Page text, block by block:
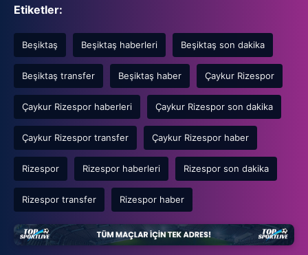
Etiketler:
Beşiktaş Beşiktaş haberleri Beşiktaş son dakika
Beşiktaş transfer Beşiktaş haber Çaykur Rizespor
Çaykur Rizespor haberleri Çaykur Rizespor son dakika
Çaykur Rizespor transfer Çaykur Rizespor haber
Rizespor Rizespor haberleri Rizespor son dakika
Rizespor transfer Rizespor haber